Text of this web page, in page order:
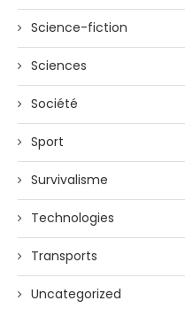
Science-fiction
Sciences
Société
Sport
Survivalisme
Technologies
Transports
Uncategorized